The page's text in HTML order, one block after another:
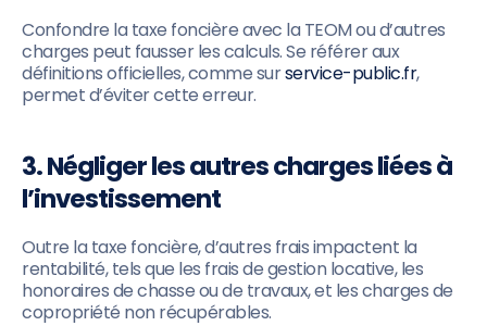
Confondre la taxe foncière avec la TEOM ou d’autres
charges peut fausser les calculs. Se référer aux
définitions officielles, comme surservice-public.fr,
permet d’éviter cette erreur.
3. Négliger les autres charges liées à
l’investissement
Outre la taxe foncière, d’autres frais impactent la
rentabilité, tels que les frais de gestion locative, les
honoraires de chasse ou de travaux, et les charges de
copropriété non récupérables.